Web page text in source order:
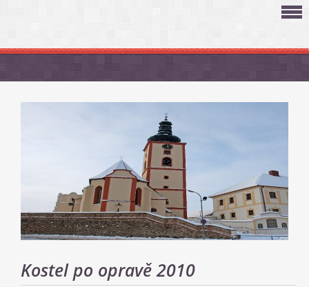
Kostel po opravě 2010